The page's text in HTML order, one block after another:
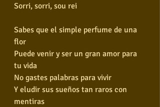
Sorri, sorri, sou rei
Sabes que el simple perfume de una
flor
Puede venir y ser un gran amor para
tu vida
No gastes palabras para vivir
Y eludir sus sueños tan raros con
mentiras